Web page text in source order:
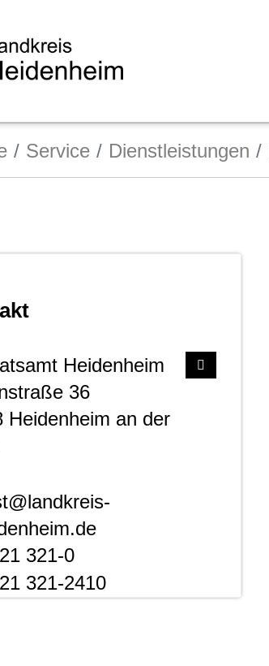
Service Dienstleistungen
Heidenheim
36
Heidenheim an der
321-0
321-2410